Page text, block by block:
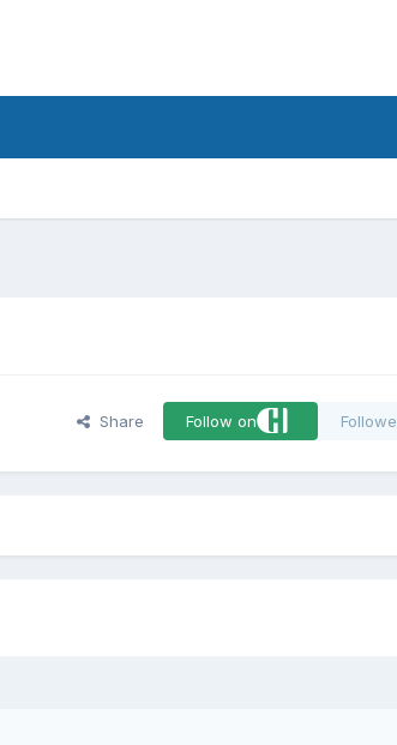
Share Follow on